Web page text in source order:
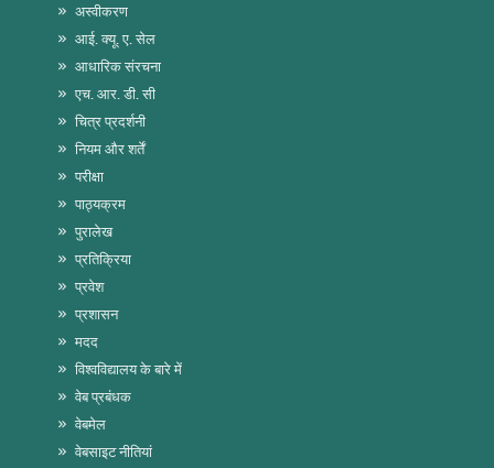
अस्वीकरण
आई. क्यू. ए. सेल
आधारिक संरचना
एच. आर. डी. सी
चित्र प्रदर्शनी
नियम और शर्तें
परीक्षा
पाठ्यक्रम
पुरालेख
प्रतिक्रिया
प्रवेश
प्रशासन
मदद
विश्वविद्यालय के बारे में
वेब प्रबंधक
वेबमेल
वेबसाइट नीतियां